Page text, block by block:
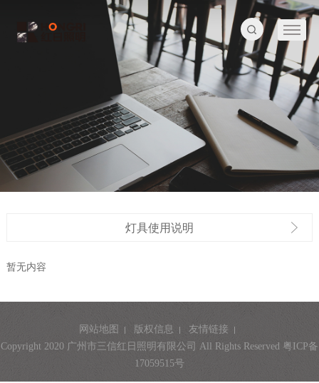
灯具使用说明
暂无内容
网站地图 版权信息
友情链接
Copyright 2020 广州市三信红日照明有限公司 All Rights Reserved 粤ICP备
17059515号